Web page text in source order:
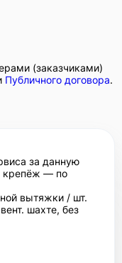
(заказчиками)
Публичного договора.
за данную
крепёж — по
вытяжки / шт.
шахте, без